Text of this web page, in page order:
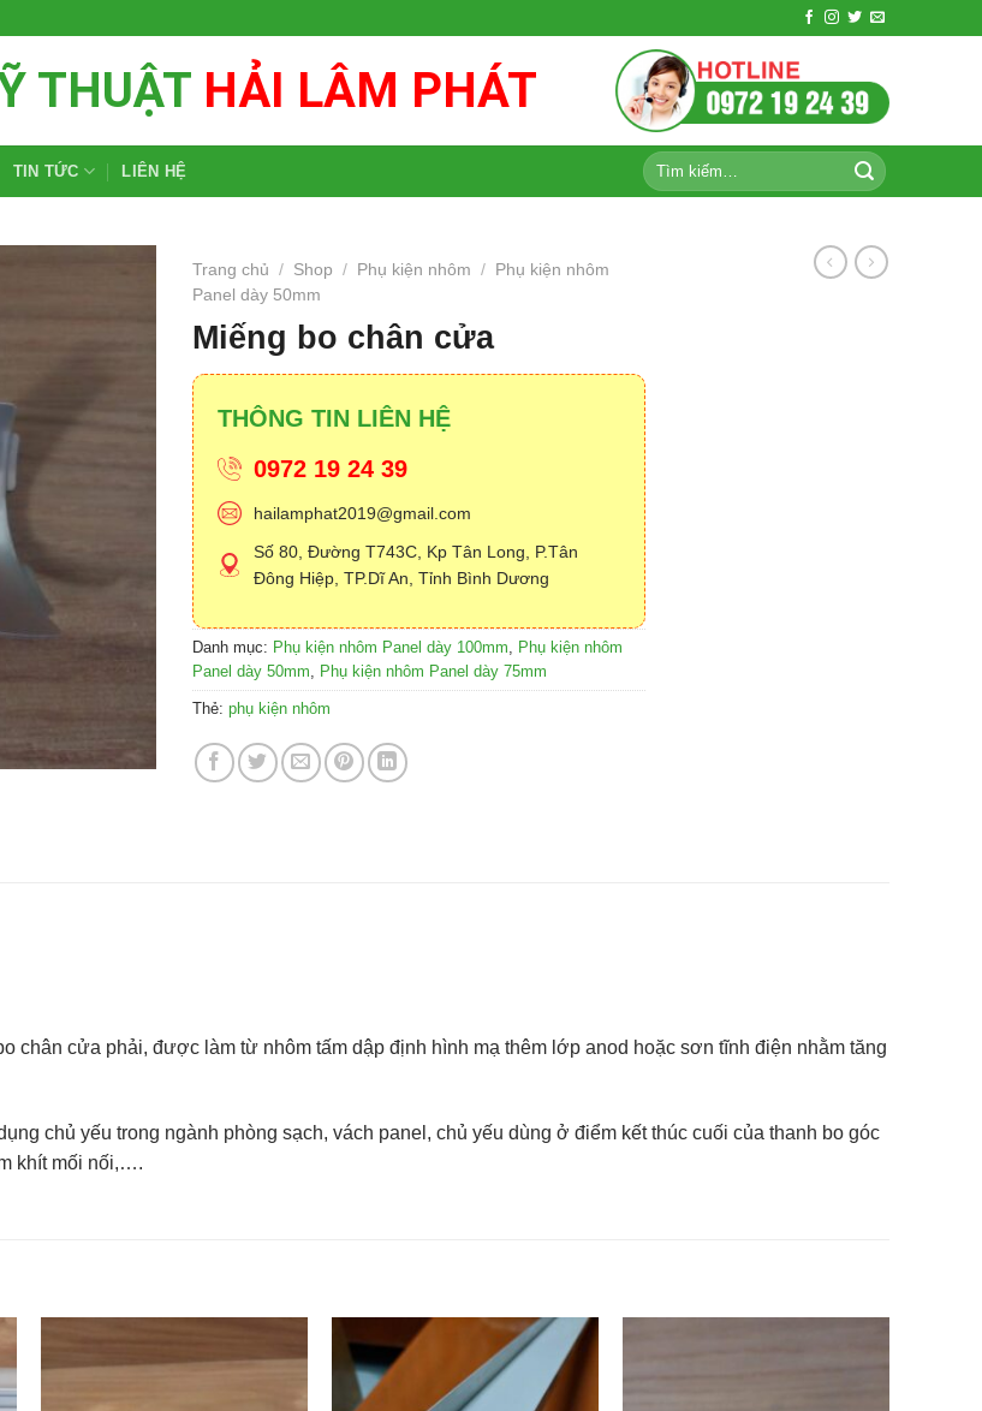
THUẬT HẢI LÂM PHÁT
TIN TỨC LIÊN HỆ
Tìm
kiếm:
Trang chủ / Shop / Phụ kiện nhôm /
Phụ kiện nhôm
Panel dày 50mm
Miếng bo chân cửa
THÔNG TIN LIÊN HỆ
0972 19 24 39
hailamphat2019@gmail.com
Số 80, Đường T743C, Kp Tân Long, P.Tân
Đông Hiệp, TP.Dĩ An, Tỉnh Bình Dương
Danh mục: Phụ kiện nhôm Panel dày 100mm, Phụ kiện nhôm
Panel dày 50mm, Phụ kiện nhôm Panel dày 75mm
Thẻ: phụ kiện nhôm
chân cửa phải, được làm từ nhôm tấm dập định hình mạ thêm lớp anod hoặc sơn tĩnh điện nhằm tăng
chủ yếu trong ngành phòng sạch, vách panel, chủ yếu dùng ở điểm kết thúc cuối của thanh bo góc
khít mối nối,….
Add to
wishlist